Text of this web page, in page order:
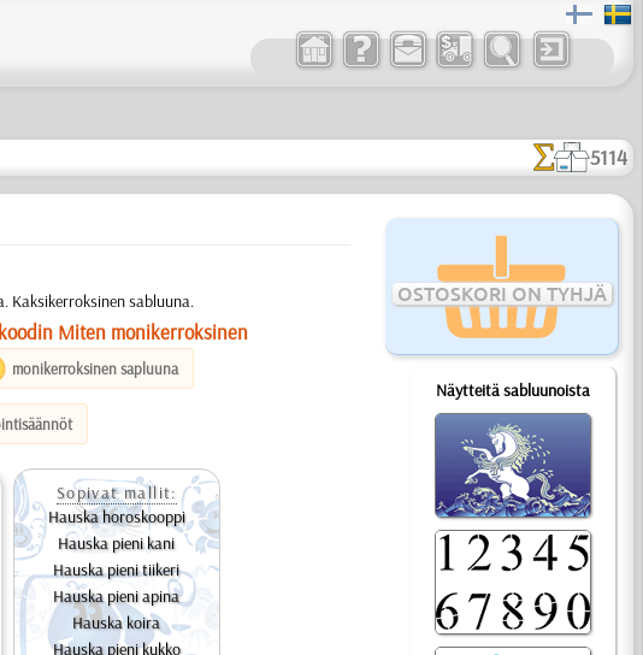
5114
OSTOSKORI ON TYHJÄ
Näytteitä sabluunoista
Kaksikerroksinen sabluuna.
Miten monikerroksinen
monikerroksinen sapluuna
Sopivat mallit:
Hauska horoskooppi
Hauska pieni kani
Hauska pieni tiikeri
Hauska pieni apina
Hauska koira
Hauska pieni kukko